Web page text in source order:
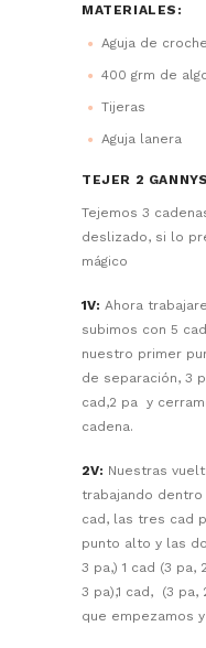
MATERIALES:
Aguja de
400 grm de
Tijeras
Aguja lanera
TEJER 2
Tejemos 3
deslizado, si lo
mágico
1V: Ahora
subimos con 5
nuestro primer
de separación, 3
cad,2 pa y
cadena.
2V: Nuestras
trabajando
cad, las tres cad
punto alto y las
3 pa,) 1 cad (3 pa,
3 pa),1 cad, (3 pa,
que empezamos